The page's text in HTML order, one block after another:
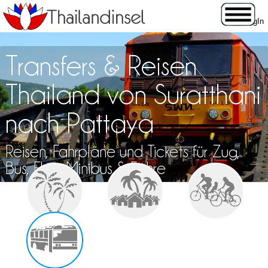
Transfers & Reisen
Thailand von Suratthani
nach Pattaya
Reisen, Fahrpläne und Tickets für Zug,
Bus, Flug, Minibus & Fähre